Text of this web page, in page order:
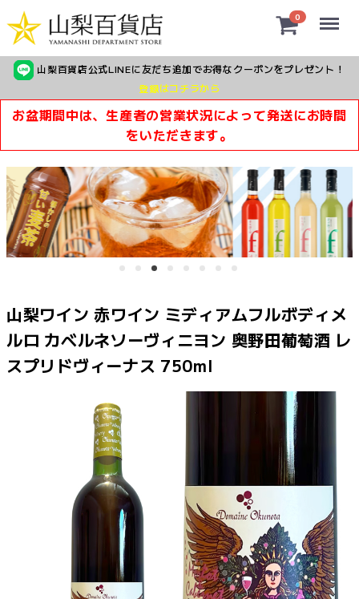
0 Menu
山梨百貨店公式LINEに友だち追加でお得なクーポンをプレゼント！
登録はコチラから
お盆期間中は、生産者の営業状況によって発送にお時間
をいただきます。
山梨ワイン 赤ワイン ミディアムフルボディメ
ルロ カベルネソーヴィニヨン 奥野田葡萄酒 レ
スプリドヴィーナス 750ml